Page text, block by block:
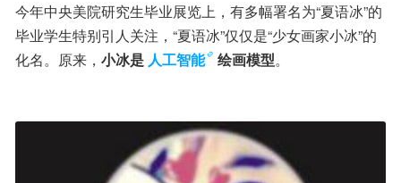
今年中央美院研究生毕业展览上，有多幅署名为“夏语冰”的
毕业学生特别引人关注，“夏语冰”仅仅是“少女画家小冰”的
化名。原来， 小冰是 人工智能 绘画模型。